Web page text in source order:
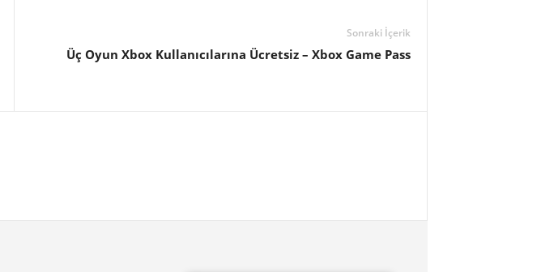
Sonraki İçerik
Üç Oyun Xbox Kullanıcılarına Ücretsiz – Xbox Game Pass